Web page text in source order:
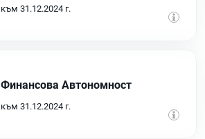
към 31.12.2024 г.
Финансова Автономност
към 31.12.2024 г.